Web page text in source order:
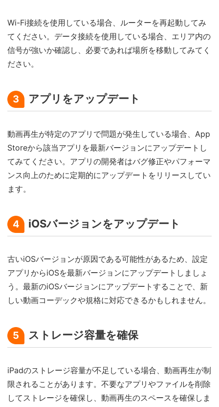
Wi-Fi接続を使用している場合、ルーターを再起動してみ
てください。データ接続を使用している場合、エリア内の
信号が強いか確認し、必要であれば場所を移動してみてく
ださい。
3 アプリをアップデート
動画再生が特定のアプリで問題が発生している場合、App
Storeから該当アプリを最新バージョンにアップデートし
てみてください。アプリの開発者はバグ修正やパフォーマ
ンス向上のために定期的にアップデートをリリースしてい
ます。
4 iOSバージョンをアップデート
古いiOSバージョンが原因である可能性があるため、設定
アプリからiOSを最新バージョンにアップデートしましょ
う。最新のiOSバージョンにアップデートすることで、新
しい動画コーデックや規格に対応できるかもしれません。
5 ストレージ容量を確保
iPadのストレージ容量が不足している場合、動画再生が制
限されることがあります。不要なアプリやファイルを削除
してストレージを確保し、動画再生のスペースを確保しま